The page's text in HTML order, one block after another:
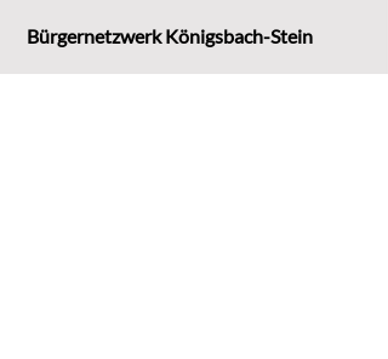
Bürgernetzwerk Königsbach-Stein